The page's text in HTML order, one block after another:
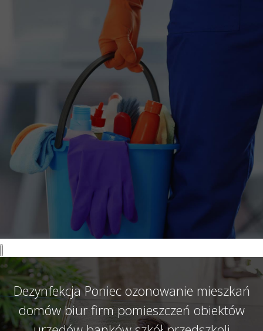
Dezynfekcja Poniec ozonowanie mieszkań
domów biur firm pomieszczeń obiektów